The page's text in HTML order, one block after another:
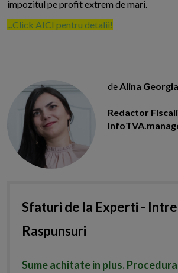
impozitul pe profit extrem de mari.
...Click AICI pentru detalii!
deAlina
Redactor
Sfaturi de la Experti -
Raspunsuri
Sume achitate in plus.